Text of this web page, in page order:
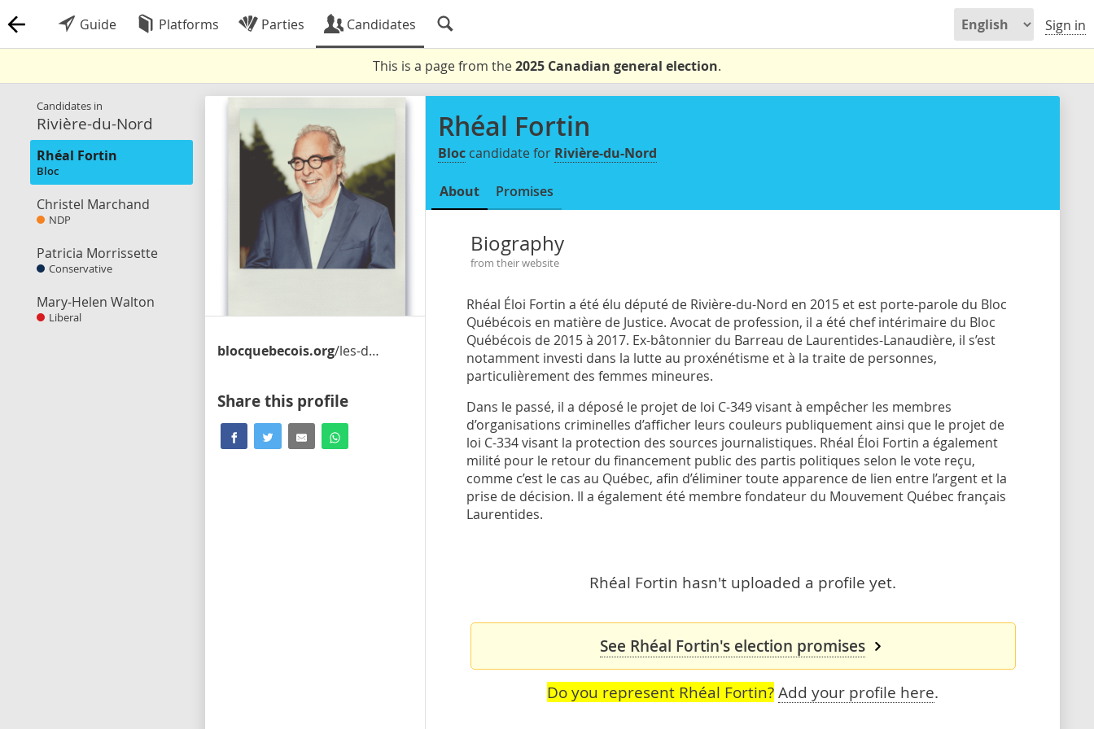
Guide Platforms Parties Candidates Sign in
This is a page from the2025 Canadian general election.
Candidates in
Rivière-du-Nord
Rhéal Fortin
Bloc
Christel Marchand
NDP
Patricia Morrissette
Conservative
Mary-Helen Walton
Liberal
blocquebecois.org/les-deputees-et-deputes/page/7/
Share this profile
Rhéal Fortin
Bloc candidate for Rivière-du-Nord
About Promises
Biography
from their website
Rhéal Éloi Fortin a été élu député de Rivière-du-Nord en 2015 et est porte-parole du Bloc
Québécois en matière de Justice. Avocat de profession, il a été chef intérimaire du Bloc
Québécois de 2015 à 2017. Ex-bâtonnier du Barreau de Laurentides-Lanaudière, il s’est
notamment investi dans la lutte au proxénétisme et à la traite de personnes,
particulièrement des femmes mineures.
Dans le passé, il a déposé le projet de loi C-349 visant à empêcher les membres
d’organisations criminelles d’afficher leurs couleurs publiquement ainsi que le projet de
loi C-334 visant la protection des sources journalistiques. Rhéal Éloi Fortin a également
milité pour le retour du financement public des partis politiques selon le vote reçu,
comme c’est le cas au Québec, afin d’éliminer toute apparence de lien entre l’argent et la
prise de décision. Il a également été membre fondateur du Mouvement Québec français
Laurentides.
Rhéal Fortin hasn't uploaded a profile yet.
See Rhéal Fortin's election promises
Do you represent Rhéal Fortin? Add your profile here.